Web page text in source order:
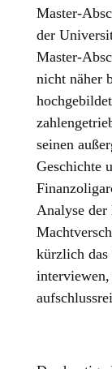
Master-
der
Master-
nicht näher
seinen
Geschichte
Analyse
kürzlich das
interviewen,